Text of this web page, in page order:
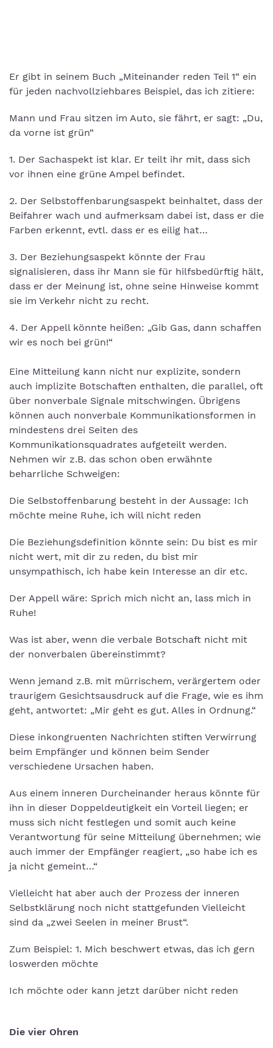
Er gibt in seinem Buch „Miteinander reden Teil 1“ ein
für jeden nachvollziehbares Beispiel, das ich zitiere:
Mann und Frau sitzen im Auto, sie fährt, er sagt: „Du,
da vorne ist grün“
1. Der Sachaspekt ist klar. Er teilt ihr mit, dass sich
vor ihnen eine grüne Ampel befindet.
2. Der Selbstoffenbarungsaspekt beinhaltet, dass der
Beifahrer wach und aufmerksam dabei ist, dass er die
Farben erkennt, evtl. dass er es eilig hat…
3. Der Beziehungsaspekt könnte der Frau
signalisieren, dass ihr Mann sie für hilfsbedürftig hält,
dass er der Meinung ist, ohne seine Hinweise kommt
sie im Verkehr nicht zu recht.
4. Der Appell könnte heißen: „Gib Gas, dann schaffen
wir es noch bei grün!“
Eine Mitteilung kann nicht nur explizite, sondern
auch implizite Botschaften enthalten, die parallel, oft
über nonverbale Signale mitschwingen. Übrigens
können auch nonverbale Kommunikationsformen in
mindestens drei Seiten des
Kommunikationsquadrates aufgeteilt werden.
Nehmen wir z.B. das schon oben erwähnte
beharrliche Schweigen:
Die Selbstoffenbarung besteht in der Aussage: Ich
möchte meine Ruhe, ich will nicht reden
Die Beziehungsdefinition könnte sein: Du bist es mir
nicht wert, mit dir zu reden, du bist mir
unsympathisch, ich habe kein Interesse an dir etc.
Der Appell wäre: Sprich mich nicht an, lass mich in
Ruhe!
Was ist aber, wenn die verbale Botschaft nicht mit
der nonverbalen übereinstimmt?
Wenn jemand z.B. mit mürrischem, verärgertem oder
traurigem Gesichtsausdruck auf die Frage, wie es ihm
geht, antwortet: „Mir geht es gut. Alles in Ordnung.“
Diese inkongruenten Nachrichten stiften Verwirrung
beim Empfänger und können beim Sender
verschiedene Ursachen haben.
Aus einem inneren Durcheinander heraus könnte für
ihn in dieser Doppeldeutigkeit ein Vorteil liegen; er
muss sich nicht festlegen und somit auch keine
Verantwortung für seine Mitteilung übernehmen; wie
auch immer der Empfänger reagiert, „so habe ich es
ja nicht gemeint…“
Vielleicht hat aber auch der Prozess der inneren
Selbstklärung noch nicht stattgefunden Vielleicht
sind da „zwei Seelen in meiner Brust“.
Zum Beispiel: 1. Mich beschwert etwas, das ich gern
loswerden möchte
Ich möchte oder kann jetzt darüber nicht reden
Die vier Ohren